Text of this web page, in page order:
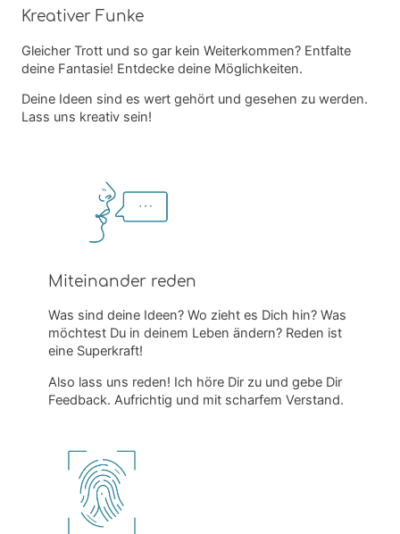
Kreativer Funke
Gleicher Trott und so gar kein Weiterkommen? Entfalte
deine Fantasie! Entdecke deine Möglichkeiten.
Deine Ideen sind es wert gehört und gesehen zu werden.
Lass uns kreativ sein!
Miteinander reden
Was sind deine Ideen? Wo zieht es Dich hin? Was
möchtest Du in deinem Leben ändern? Reden ist
eine Superkraft!
Also lass uns reden! Ich höre Dir zu und gebe Dir
Feedback. Aufrichtig und mit scharfem Verstand.